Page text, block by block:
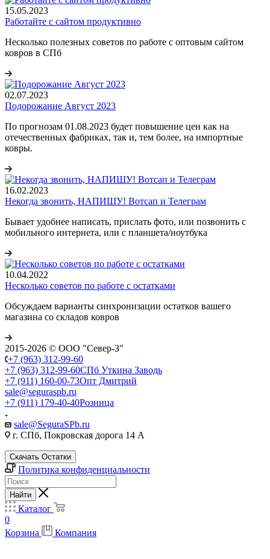
15.05.2023
Работайте с сайтом продуктивно
Несколько полезных советов по работе с оптовым сайтом
ковров в СПб
02.07.2023
Подорожание Август 2023
По прогнозам 01.08.2023 будет повышение цен как на
отечественных фабриках, так и, тем более, на импортные
ковры.
16.02.2023
Некогда звонить, НАПИШУ! Вотсап и Телеграм
Бывает удобнее написать, прислать фото, или позвонить с
мобильного интернета, или с планшета/ноутбука
10.04.2022
Несколько советов по работе с остатками
Обсуждаем варианты синхронизации остатков вашего
магазина со складов ковров
2015-2026 © ООО "Север-З"
+7 (963) 312-99-60
+7 (963) 312-99-60СПб Уткина Заводь
+7 (911) 160-00-73Опт Дмитрий
sale@seguraspb.ru
+7 (911) 179-40-40Розница
sale@SeguraSPb.ru
г. СПб, Покровская дорога 14 А
Скачать Остатки
Политика конфиденциальности
Найти
Каталог
0
Корзина
Компания